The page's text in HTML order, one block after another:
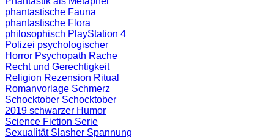
phantastische Fauna
phantastische Flora
philosophisch PlayStation 4
Polizei psychologischer
Horror Psychopath Rache
Recht und Gerechtigkeit
Religion Rezension Ritual
Romanvorlage Schmerz
Schocktober Schocktober
2019 schwarzer Humor
Science Fiction Serie
Sexualität Slasher Spannung